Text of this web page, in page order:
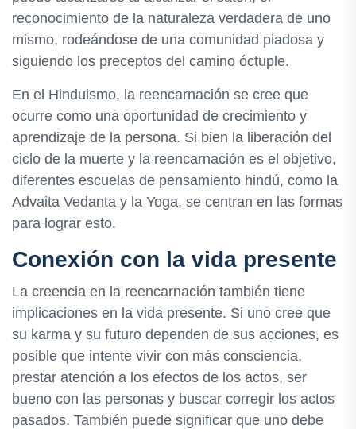
reconocimiento de la naturaleza verdadera de uno
mismo, rodeándose de una comunidad piadosa y
siguiendo los preceptos del camino óctuple.
En el Hinduismo, la reencarnación se cree que
ocurre como una oportunidad de crecimiento y
aprendizaje de la persona. Si bien la liberación del
ciclo de la muerte y la reencarnación es el objetivo,
diferentes escuelas de pensamiento hindú, como la
Advaita Vedanta y la Yoga, se centran en las formas
para lograr esto.
Conexión con la vida presente
La creencia en la reencarnación también tiene
implicaciones en la vida presente. Si uno cree que
su karma y su futuro dependen de sus acciones, es
posible que intente vivir con más consciencia,
prestar atención a los efectos de los actos, ser
bueno con las personas y buscar corregir los actos
pasados. También puede significar que uno debe